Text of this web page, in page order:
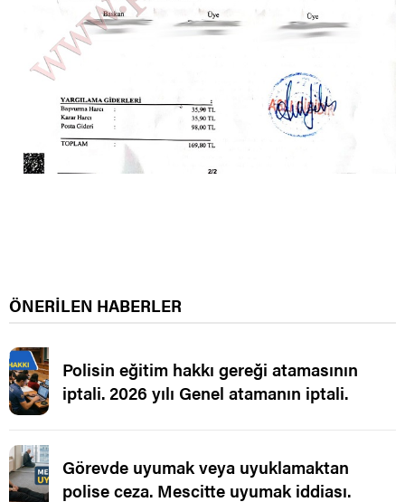
ÖNERİLEN HABERLER
Polisin eğitim hakkı gereği atamasının
iptali. 2026 yılı Genel atamanın iptali.
Görevde uyumak veya uyuklamaktan
polise ceza. Mescitte uyumak iddiası.